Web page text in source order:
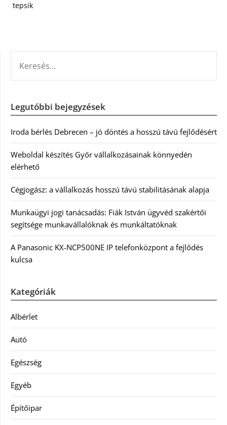
tepsik
Legutóbbi bejegyzések
Iroda bérlés Debrecen – jó döntés a hosszú távú fejlődésért
Weboldal készítés Győr vállalkozásainak könnyedén
elérhető
Cégjogász: a vállalkozás hosszú távú stabilitásának alapja
Munkaügyi jogi tanácsadás: Fiák István ügyvéd szakértői
segítsége munkavállalóknak és munkáltatóknak
A Panasonic KX-NCP500NE IP telefonközpont a fejlődés
kulcsa
Kategóriák
Albérlet
Autó
Egészség
Egyéb
Építőipar